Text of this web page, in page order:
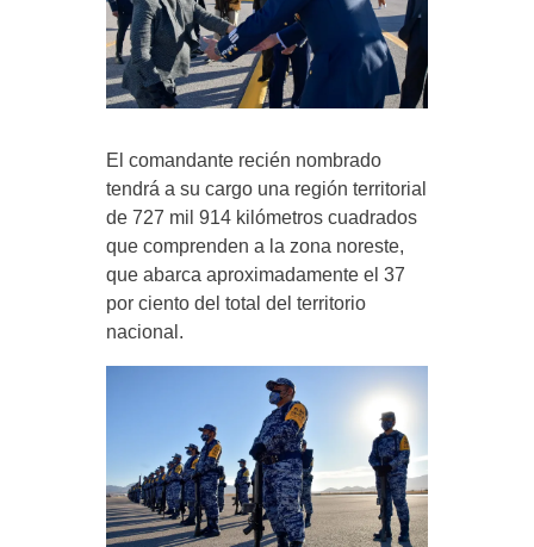
El comandante recién nombrado
tendrá a su cargo una región territorial
de 727 mil 914 kilómetros cuadrados
que comprenden a la zona noreste,
que abarca aproximadamente el 37
por ciento del total del territorio
nacional.